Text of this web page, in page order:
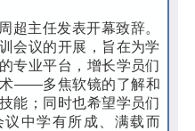
超主任发表开幕致辞。
会议的开展，旨在为学
专业平台，增长学员们
——多焦软镜的了解和
能；同时也希望学员们
中学有所成、满载而